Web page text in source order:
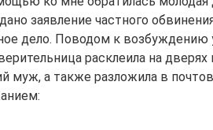
заявление частного
дело. Поводом к возбуждению
расклеила на
муж, а также разложила в